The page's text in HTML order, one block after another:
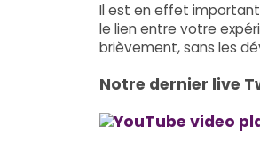
Il est en effet important
le lien entre votre
brièvement, sans les
Notre dernier live